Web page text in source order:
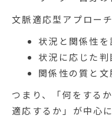
文脈適応型アプローチ
状況と関係性を
状況に応じた
関係性の質と
つまり、「何をする
適応するか」が中心